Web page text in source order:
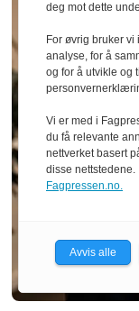
deg mot dette
For øvrig bruker
analyse, for å
og for å utvikle og
Vi er med i
du få relevante
nettverket basert
disse
Fagpressen.no.
Avvis alle